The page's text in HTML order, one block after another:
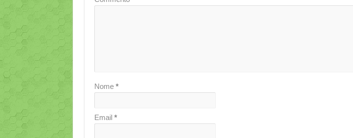
Nome *
Email *